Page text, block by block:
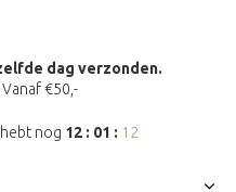
dag verzonden.
Vanaf €50,-
nog 12 : 01 : 12